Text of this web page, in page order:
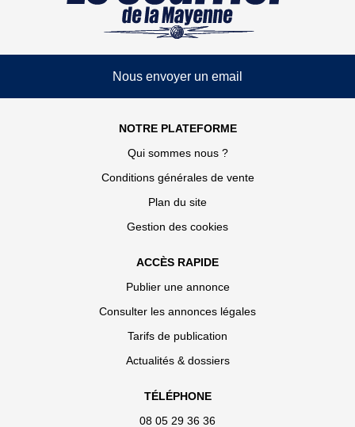
Nous envoyer un email
NOTRE PLATEFORME
Qui sommes nous ?
Conditions générales de vente
Plan du site
Gestion des cookies
ACCÈS RAPIDE
Publier une annonce
Consulter les annonces légales
Tarifs de publication
Actualités & dossiers
TÉLÉPHONE
08 05 29 36 36